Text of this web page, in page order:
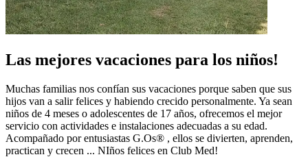
Las mejores vacaciones para los niños!
Muchas familias nos confían sus vacaciones porque saben que sus
hijos van a salir felices y habiendo crecido personalmente. Ya sean
niños de 4 meses o adolescentes de 17 años, ofrecemos el mejor
servicio con actividades e instalaciones adecuadas a su edad.
Acompañado por entusiastas G.Os® , ellos se divierten, aprenden,
practican y crecen ... NIños felices en Club Med!